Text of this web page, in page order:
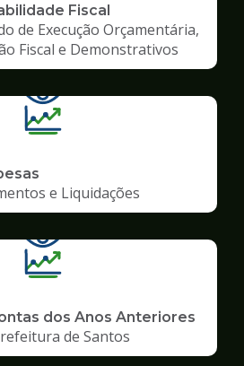
Fiscal
de Execução Orçamentária,
Fiscal e Demonstrativos
e Liquidações
dos Anos Anteriores
de Santos